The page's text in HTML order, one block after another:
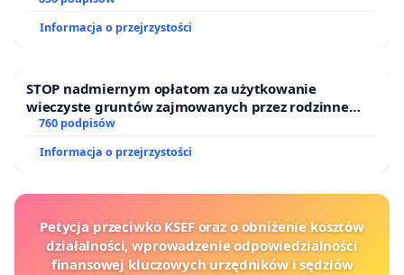
Informacja o przejrzystości
STOP nadmiernym opłatom za użytkowanie
wieczyste gruntów zajmowanych przez rodzinne
ogrody działkowe.
760 podpisów
Informacja o przejrzystości
Petycja przeciwko KSEF oraz o obniżenie kosztów
działalności, wprowadzenie odpowiedzialności
finansowej kluczowych urzędników i sędziów